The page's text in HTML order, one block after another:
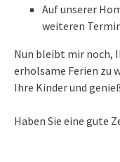
Auf unserer
weiteren
Nun bleibt mir noch,
erholsame Ferien zu
Ihre Kinder und
Haben Sie eine gute